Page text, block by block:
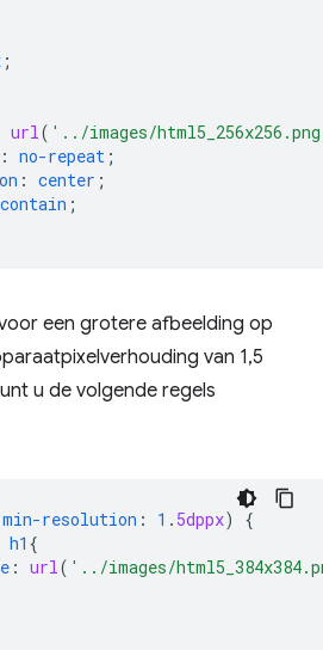
;
url( '../images/
: no-repeat ;
: center ;
contain ;
een grotere afbeelding op
van 1,5
u de volgende regels
min-resolution : 1 . 5dppx)
{
h1 {
: url( '../images/